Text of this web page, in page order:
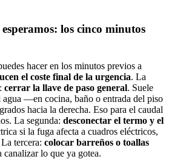
los cinco minutos
hacer en los minutos previos a
el coste final de la urgencia. La
cerrar la llave de paso general. Suele
agua —en cocina, baño o entrada del piso
hacia la derecha. Eso para el caudal
La segunda: desconectar el termo y el
si la fuga afecta a cuadros eléctricos,
tercera: colocar barreños o toallas
lo que ya gotea.